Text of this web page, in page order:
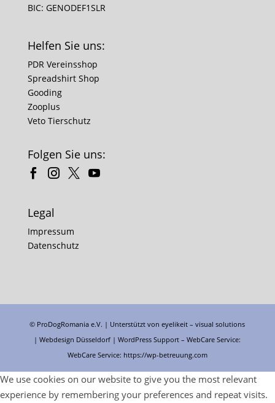
BIC: GENODEF1SLR
Helfen Sie uns:
PDR Vereinsshop
Spreadshirt Shop
Gooding
Zooplus
Veto Tierschutz
Folgen Sie uns:
Legal
Impressum
Datenschutz
© ProDogRomania e.V. | Unterstützt voneyelikeit – visual solutions
| Webdesign Düsseldorf |WordPress Support – WebCare Service:
WebCare Service: https://wp-betreuung.com
We use cookies on our website to give you the most relevant
experience by remembering your preferences and repeat visits.